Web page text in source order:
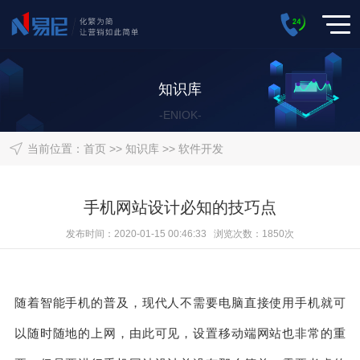
知识库
-ENIOK-
当前位置： 首页>> 知识库>> 软件开发
手机网站设计必知的技巧点
发布时间：2020-01-15 00:46:33 浏览次数：1850次
随着智能手机的普及，现代人不需要电脑直接使用手机就可
以随时随地的上网，由此可见，设置移动端网站也非常的重